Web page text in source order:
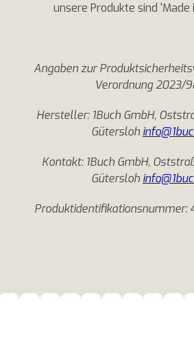
unsere Produkte sind 'Made
Angaben zur
Verordnung 2023/
Hersteller: 1Buch GmbH,
Gütersloh
Kontakt: 1Buch GmbH,
Gütersloh
Produktidentifikationsnummer: